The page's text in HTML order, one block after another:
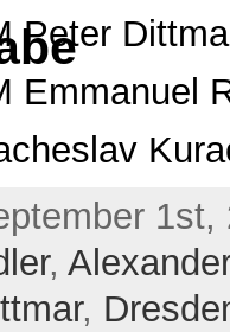
Peter
Emmanuel
, Alexander
,